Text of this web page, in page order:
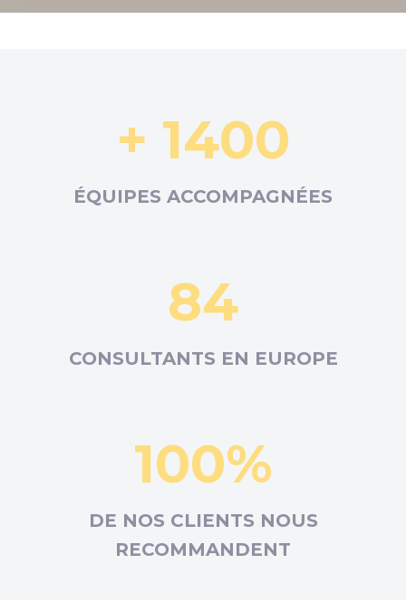
+ 1400
ÉQUIPES ACCOMPAGNÉES
84
CONSULTANTS EN EUROPE
100%
DE NOS CLIENTS NOUS
RECOMMANDENT